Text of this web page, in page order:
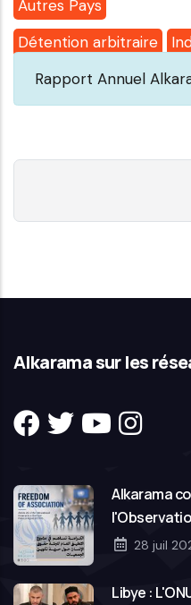
Autres Pays
Détention arbitraire
Rapport Annuel
Alkarama sur les
Alkarama
droits de
28 juil
Libye :